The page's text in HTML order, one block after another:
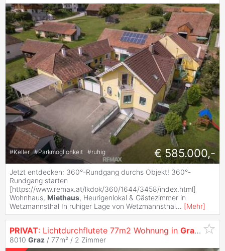
#Keller #Parkmöglichkeit #ruhig € 585.000,-
Jetzt entdecken: 360°-Rundgang durchs Objekt! 360°-
Rundgang starten
[https://www.remax.at/lkdok/360/1644/3458/index.html]
Wohnhaus, Miethaus, Heurigenlokal & Gästezimmer in
Wetzmannsthal In ruhiger Lage von Wetzmannsthal... [Mehr]
PRIVAT: Lichtdurchflutete 77m2 Wohnung in Graz ,
8010 Graz / 77m² / 2 Zimmer